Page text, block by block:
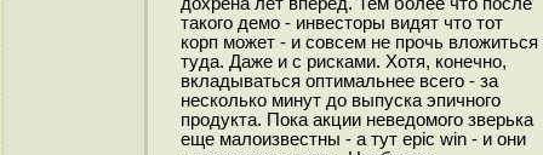
такого демо - инвесторы видят что тот
корп может - и совсем не прочь вложиться
туда. Даже и с рисками. Хотя, конечно,
вкладываться оптимальнее всего - за
несколько минут до выпуска эпичного
продукта. Пока акции неведомого зверька
еще малоизвестны - а тут epic win - и они